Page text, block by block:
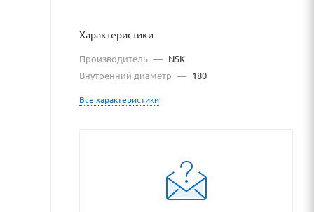
Характеристики
Производитель — NSK
Внутренний диаметр — 180
Все характеристики